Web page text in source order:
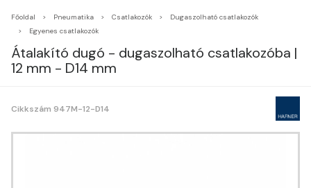
Főoldal Pneumatika Csatlakozók
Dugaszolható csatlakozók
Egyenes csatlakozók
Átalakító dugó - dugaszolható csatlakozóba |
12 mm - D14 mm
Cikkszám 947M-12-D14